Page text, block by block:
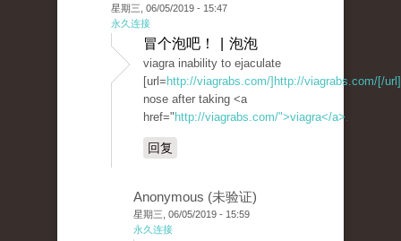
星期三, 06/05/2019 - 15:47
永久连接
冒个泡吧！ | 泡泡
viagra inability to ejaculate
[url= http://viagrabs.com/]http://viagrabs.com/[/url]
nose after taking <a
href=" http://viagrabs.com/">viagra</a>.
回复
Anonymous (未验证)
星期三, 06/05/2019 - 15:59
永久连接